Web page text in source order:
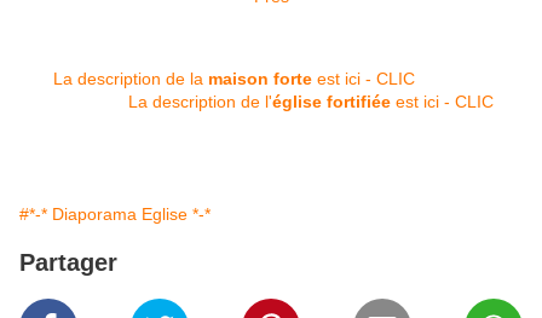
La description de la maison forte est ici - CLIC
La description de l'église fortifiée est ici - CLIC
#*-* Diaporama Eglise *-*
Partager